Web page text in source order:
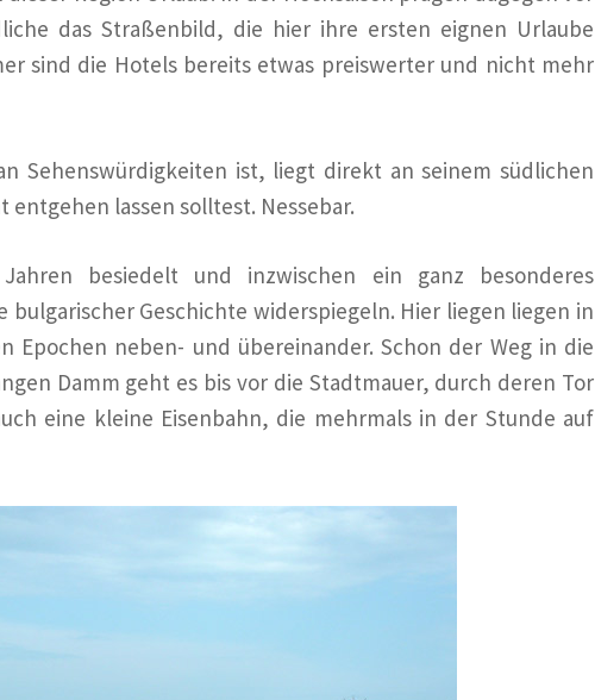
das Straßenbild, die hier ihre ersten eignen Urlaube
sind die Hotels bereits etwas preiswerter und nicht mehr
Sehenswürdigkeiten ist, liegt direkt an seinem südlichen
lassen solltest. Nessebar.
besiedelt und inzwischen ein ganz besonderes
Geschichte widerspiegeln. Hier liegen liegen in
Epochen neben- und übereinander. Schon der Weg in die
Damm geht es bis vor die Stadtmauer, durch deren Tor
eine kleine Eisenbahn, die mehrmals in der Stunde auf